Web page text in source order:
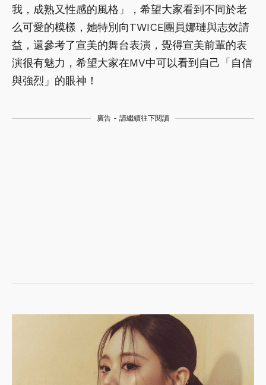
我，成熟又性感的風格」，希望大家看到不同於老
么可愛的模樣，她特別向TWICE團員娜璉與志效請
益，還參考了宣美的舞台表演，覺得宣美前輩的表
演很有魅力，希望大家在MV中可以看到自己「自信
與強烈」的眼神！
廣告 - 請繼續往下閱讀